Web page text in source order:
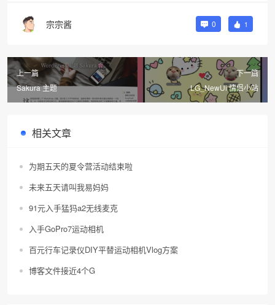
宗宗酱 0 1
上一篇
Sakura 主题
下一篇
LG_NewUi 情侣小站
相关文章
为期五天的夏令营活动结束啦
未来五天请叫我易妈妈
91元入手猛犸a2无线麦克
入手GoPro7运动相机
百元行车记录仪DIY平替运动相机Vlog方案
博客文件接近4个G